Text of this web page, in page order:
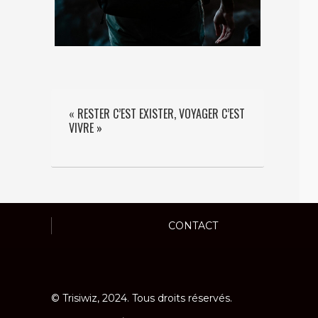
« RESTER C’EST EXISTER, VOYAGER C’EST
VIVRE »
CONTACT
© Trisiwiz, 2024. Tous droits réservés.